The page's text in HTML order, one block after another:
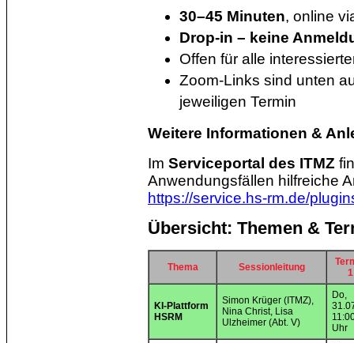
30–45 Minuten, online
Drop-in – keine
Offen für alle
Zoom-Links sind unten
jeweiligen Termin
Weitere Informationen &
Im Serviceportal des ITMZ
Anwendungsfällen hilfreiche
https://service.hs-rm.de/
Übersicht: Themen &
Thema Sessionleitung
1
KI-Plattform
HSRM
Simon Krüger (ITMZ),
Nina Christ, Lisa
Ulzheimer (Abt. V)
Do,
Uhr